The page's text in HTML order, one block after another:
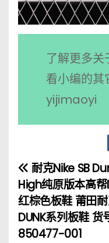
了解更多
看小编的其
yijimaoyi
文
章
导
耐克Nike SB
High纯原版本高帮
红棕色板鞋 莆田
DUNK系列板鞋 货
850477-001